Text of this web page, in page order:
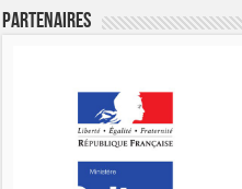
Partenaires